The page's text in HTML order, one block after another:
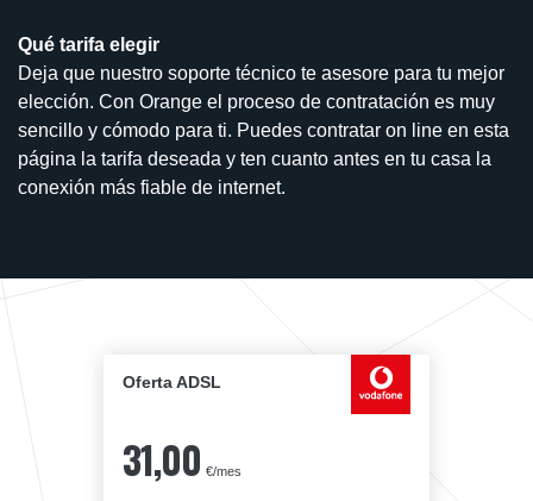
Qué tarifa elegir
Deja que nuestro soporte técnico te asesore para tu mejor
elección. Con Orange el proceso de contratación es muy
sencillo y cómodo para ti. Puedes contratar on line en esta
página la tarifa deseada y ten cuanto antes en tu casa la
conexión más fiable de internet.
Oferta ADSL
31,00 €/mes